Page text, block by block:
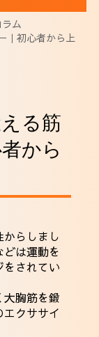
ム
｜初心者から上
る筋
から
らしまし
は運動を
をされてい
大胸筋を鍛
クササイ